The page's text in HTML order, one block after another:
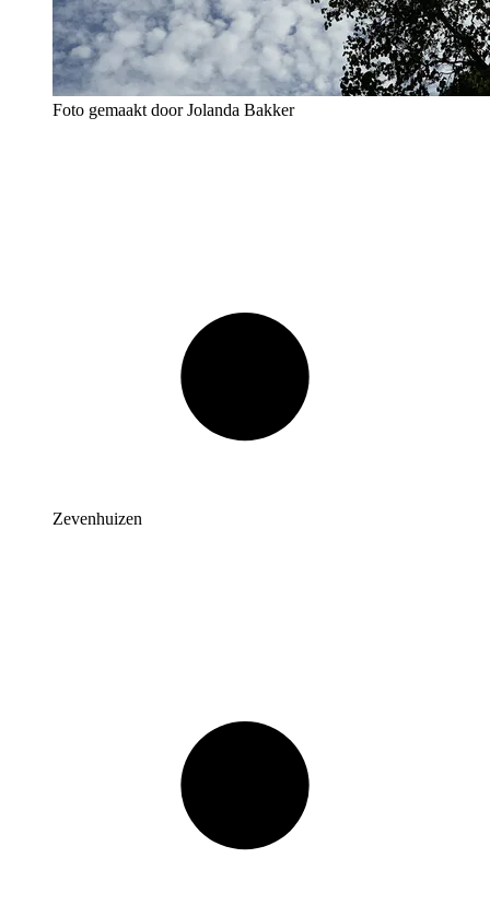
Foto gemaakt door Jolanda Bakker
Zevenhuizen